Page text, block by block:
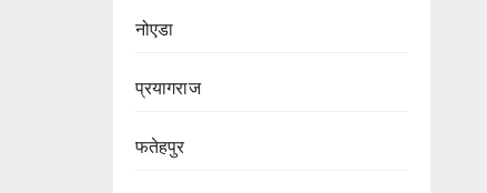
नोएडा
प्रयागराज
फतेहपुर